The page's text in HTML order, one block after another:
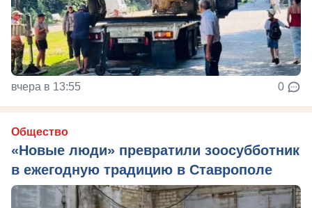
вчера в 13:55 0
Общество
«Новые люди» превратили зоосубботник
в ежегодную традицию в Ставрополе